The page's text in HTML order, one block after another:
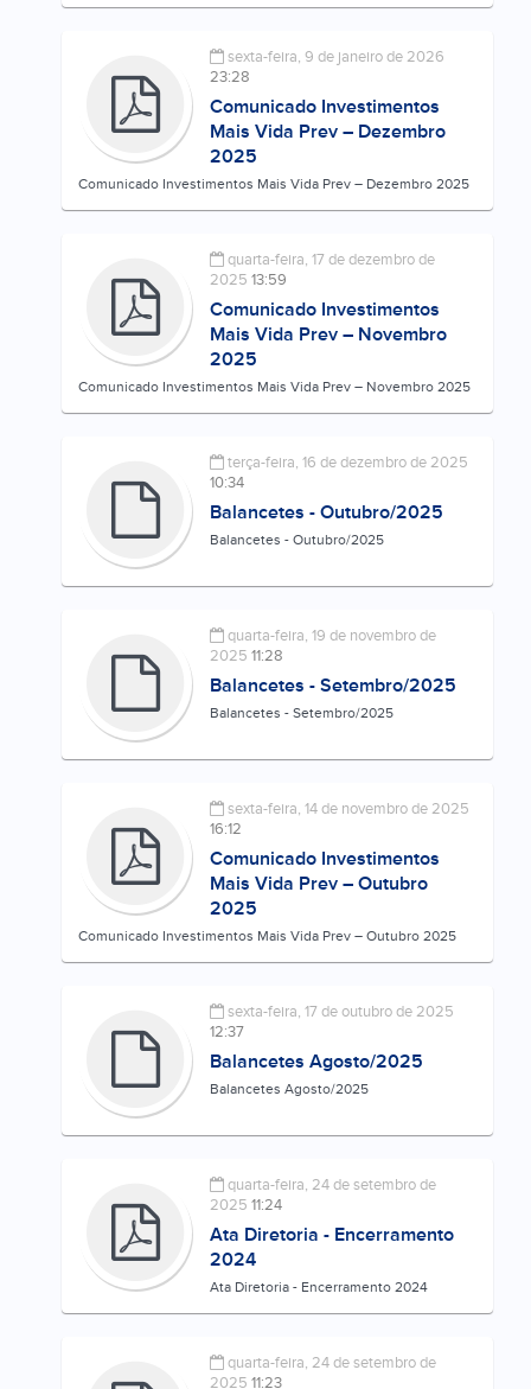
sexta-feira, 9 de janeiro de 2026
23:28
Comunicado Investimentos
Mais Vida Prev – Dezembro
2025
Comunicado Investimentos Mais Vida Prev – Dezembro 2025
quarta-feira, 17 de dezembro de
202513:59
Comunicado Investimentos
Mais Vida Prev – Novembro
2025
Comunicado Investimentos Mais Vida Prev – Novembro 2025
terça-feira, 16 de dezembro de 2025
10:34
Balancetes - Outubro/2025
Balancetes - Outubro/2025
quarta-feira, 19 de novembro de
202511:28
Balancetes - Setembro/2025
Balancetes - Setembro/2025
sexta-feira, 14 de novembro de 2025
16:12
Comunicado Investimentos
Mais Vida Prev – Outubro
2025
Comunicado Investimentos Mais Vida Prev – Outubro 2025
sexta-feira, 17 de outubro de 2025
12:37
Balancetes Agosto/2025
Balancetes Agosto/2025
quarta-feira, 24 de setembro de
202511:24
Ata Diretoria - Encerramento
2024
Ata Diretoria - Encerramento 2024
quarta-feira, 24 de setembro de
202511:23